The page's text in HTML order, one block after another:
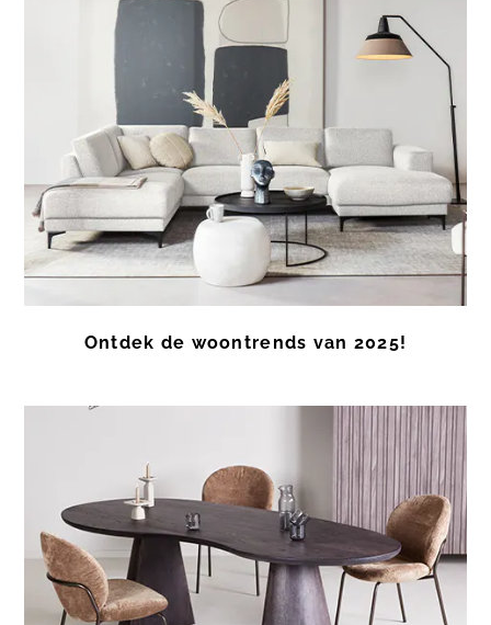
Ontdek de woontrends van 2025!